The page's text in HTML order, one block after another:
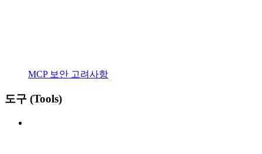
MCP 보안 고려사항
도구 (Tools)